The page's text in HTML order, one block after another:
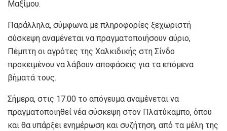
Μαξίμου.
Παράλληλα, σύμφωνα με πληροφορίες ξεχωριστή
σύσκεψη αναμένεται να πραγματοποιήσουν αύριο,
Πέμπτη οι αγρότες της Χαλκιδικής στη Σίνδο
προκειμένου να λάβουν αποφάσεις για τα επόμενα
βήματά τους.
Σήμερα, στις 17.00 το απόγευμα αναμένεται να
πραγματοποιηθεί νέα σύσκεψη στον Πλατύκαμπο, όπου
και θα υπάρξει ενημέρωση και συζήτηση, από τα μέλη της